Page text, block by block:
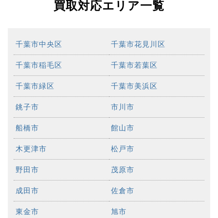
買取対応エリア一覧
千葉市中央区 千葉市花見川区
千葉市稲毛区 千葉市若葉区
千葉市緑区 千葉市美浜区
銚子市 市川市
船橋市 館山市
木更津市 松戸市
野田市 茂原市
成田市 佐倉市
東金市 旭市